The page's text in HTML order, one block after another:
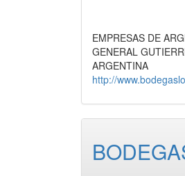
EMPRESAS DE
GENERAL
ARGENTINA
http://